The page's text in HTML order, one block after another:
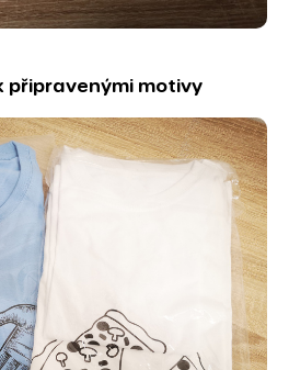
připravenými motivy